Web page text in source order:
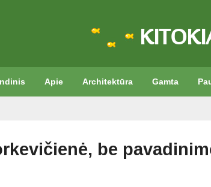
Apie Architektūra Gamta
be